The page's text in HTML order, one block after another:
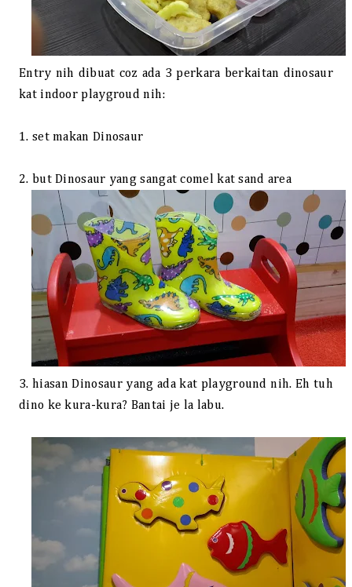
Entry nih dibuat coz ada 3 perkara berkaitan dinosaur
kat indoor playgroud nih:
1. set makan Dinosaur
2. but Dinosaur yang sangat comel kat sand area
3. hiasan Dinosaur yang ada kat playground nih. Eh tuh
dino ke kura-kura? Bantai je la labu.